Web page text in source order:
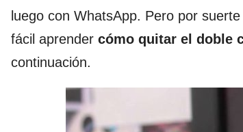
luego con WhatsApp. Pero por
fácil aprender cómo quitar el doble
continuación.